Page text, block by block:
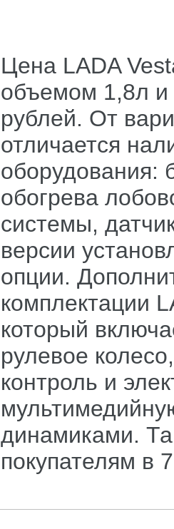
Цена LADA
объемом 1,8л и
рублей. От
отличается
оборудования:
обогрева
системы,
версии
опции.
комплектации
который
рулевое
контроль и
динамиками.
покупателям в